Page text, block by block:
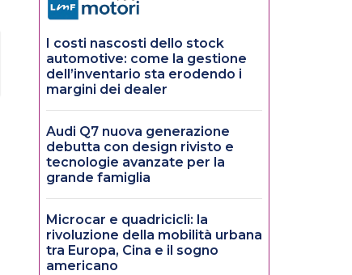
I costi nascosti dello stock
automotive: come la gestione
dell’inventario sta erodendo i
margini dei dealer
Audi Q7 nuova generazione
debutta con design rivisto e
tecnologie avanzate per la
grande famiglia
Microcar e quadricicli: la
rivoluzione della mobilità urbana
tra Europa, Cina e il sogno
americano